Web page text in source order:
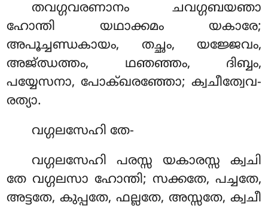
തവഗ്ഗവരണാനം ചവഗ്ഗബയഞാ
ഹോന്തി യഥാക്കമം യകാരേ;
അപൂച്ചണ്ഡകായം, തച്ഛം, യജ്ജേവം,
അജ്ഝത്തം, ഥഞഞ്ഞം, ദിബ്ബം,
പയ്യേസനാ, പോക്ഖരഞ്ഞോ; ക്വചീത്വേവ-
രത്യാ.
വഗ്ഗലസേഹിതേ-
വഗ്ഗലസേഹി പരസ്സ യകാരസ്സ ക്വചി
തേ വഗ്ഗലസാ ഹോന്തി; സക്കതേ, പച്ചതേ,
അട്ടതേ, കുപ്പതേ, ഫല്ലതേ, അസ്സതേ, ക്വചീ